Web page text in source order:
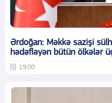
Ərdoğan: Məkkə sazişi
hədəfləyən bütün ölkələr
19:00